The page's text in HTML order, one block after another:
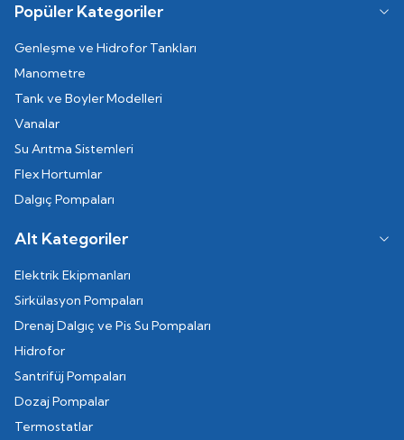
Popüler Kategoriler
Genleşme ve Hidrofor Tankları
Manometre
Tank ve Boyler Modelleri
Vanalar
Su Arıtma Sistemleri
Flex Hortumlar
Dalgıç Pompaları
Alt Kategoriler
Elektrik Ekipmanları
Sirkülasyon Pompaları
Drenaj Dalgıç ve Pis Su Pompaları
Hidrofor
Santrifüj Pompaları
Dozaj Pompalar
Termostatlar